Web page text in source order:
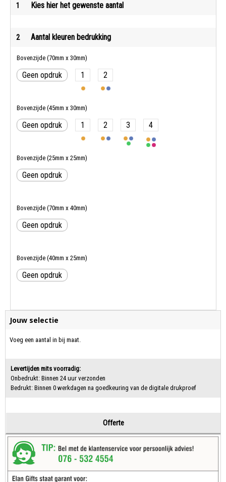
1 Kies hier het gewenste aantal
2 Aantal kleuren bedrukking
Bovenzijde (70mm x 30mm)
Geen opdruk 1 2
Bovenzijde (45mm x 30mm)
Geen opdruk 1 2 3 4
Bovenzijde (25mm x 25mm)
Geen opdruk
Bovenzijde (70mm x 40mm)
Geen opdruk
Bovenzijde (40mm x 25mm)
Geen opdruk
Jouw selectie
Voeg een aantal in bij maat.
Levertijden mits voorradig:
Onbedrukt: Binnen 24 uur verzonden
Bedrukt: Binnen 0 werkdagen na goedkeuring van de digitale drukproef
Offerte